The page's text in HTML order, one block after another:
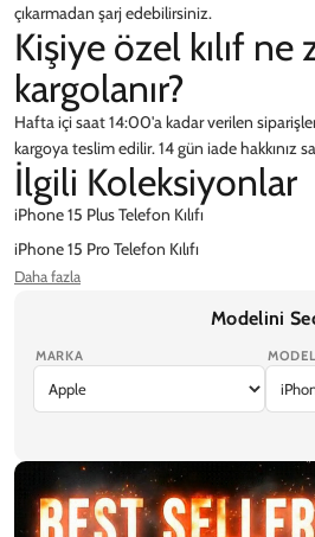
çıkarmadan şarj edebilirsiniz.
Kişiye özel kılıf ne
kargolanır?
Hafta içi saat 14:00'a kadar verilen
kargoya teslim edilir. 14 gün iade hakkınız
İlgili Koleksiyonlar
iPhone 15 Plus Telefon Kılıfı
iPhone 15 Pro Telefon Kılıfı
iPhone 16 Telefon Kılıfı
Daha fazla
Modelini
MARKA MODEL